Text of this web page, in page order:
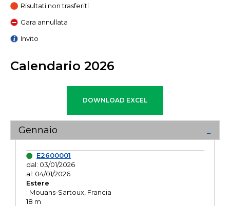
Risultati non trasferiti
Gara annullata
Invito
Calendario 2026
Gennaio
E2600001
dal: 03/01/2026
al: 04/01/2026
Estere
: Mouans-Sartoux, Francia
18 m